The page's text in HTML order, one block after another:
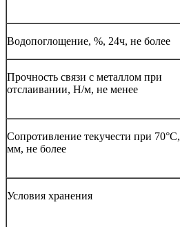
Водопоглощение, %, 24ч, не более
Прочность связи с металлом при
отслаивании, Н/м, не менее
Сопротивление текучести при 70°С,
мм, не более
Условия хранения